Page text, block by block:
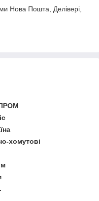
Нова Пошта, Делівері,
хомутові
м